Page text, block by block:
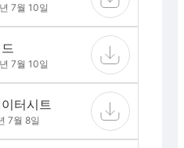
7월 10일
7월 10일
터시트
7월 8일